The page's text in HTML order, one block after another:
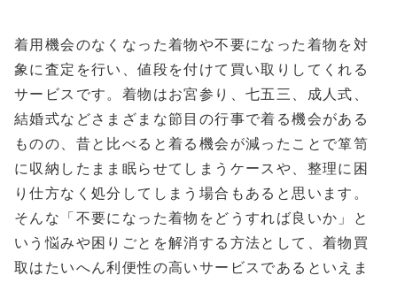
着用機会のなくなった着物や不要になった着物を対
象に査定を行い、値段を付けて買い取りしてくれる
サービスです。着物はお宮参り、七五三、成人式、
結婚式などさまざまな節目の行事で着る機会がある
ものの、昔と比べると着る機会が減ったことで箪笥
に収納したまま眠らせてしまうケースや、整理に困
り仕方なく処分してしまう場合もあると思います。
そんな「不要になった着物をどうすれば良いか」と
いう悩みや困りごとを解消する方法として、着物買
取はたいへん利便性の高いサービスであるといえま